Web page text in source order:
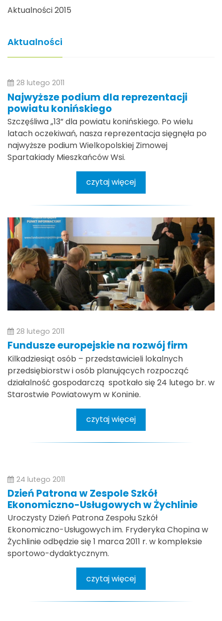
Aktualności 2015
Aktualności
28 lutego 2011
Najwyższe podium dla reprezentacji
powiatu konińskiego
Szczęśliwa „13” dla powiatu konińskiego. Po wielu
latach oczekiwań, nasza reprezentacja sięgnęła po
najwyższe podium Wielkopolskiej Zimowej
Spartakiady Mieszkańców Wsi.
czytaj więcej
28 lutego 2011
Fundusze europejskie na rozwój firm
Kilkadziesiąt osób – przedstawicieli lokalnych
przedsiębiorstw i osób planujących rozpocząć
działalność gospodarczą spotkało się 24 lutego br. w
Starostwie Powiatowym w Koninie.
czytaj więcej
24 lutego 2011
Dzień Patrona w Zespole Szkół
Ekonomiczno-Usługowych w Żychlinie
Uroczysty Dzień Patrona Zespołu Szkół
Ekonomiczno-Usługowych im. Fryderyka Chopina w
Żychlinie odbędzie się 1 marca 2011 r. w kompleksie
sportowo-dydaktycznym.
czytaj więcej